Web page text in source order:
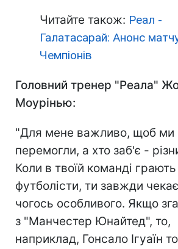
Читайте також: Реал -
Галатасарай: Анонс
Чемпіонів
Головний тренер "Реала"
Моурінью:
"Для мене важливо, щоб ми
перемогли, а хто заб'є -
Коли в твоїй команді грають
футболісти, ти завжди
чогось особливого. Якщо
з "Манчестер Юнайтед", то,
наприклад, Гонсало Ігуаїн